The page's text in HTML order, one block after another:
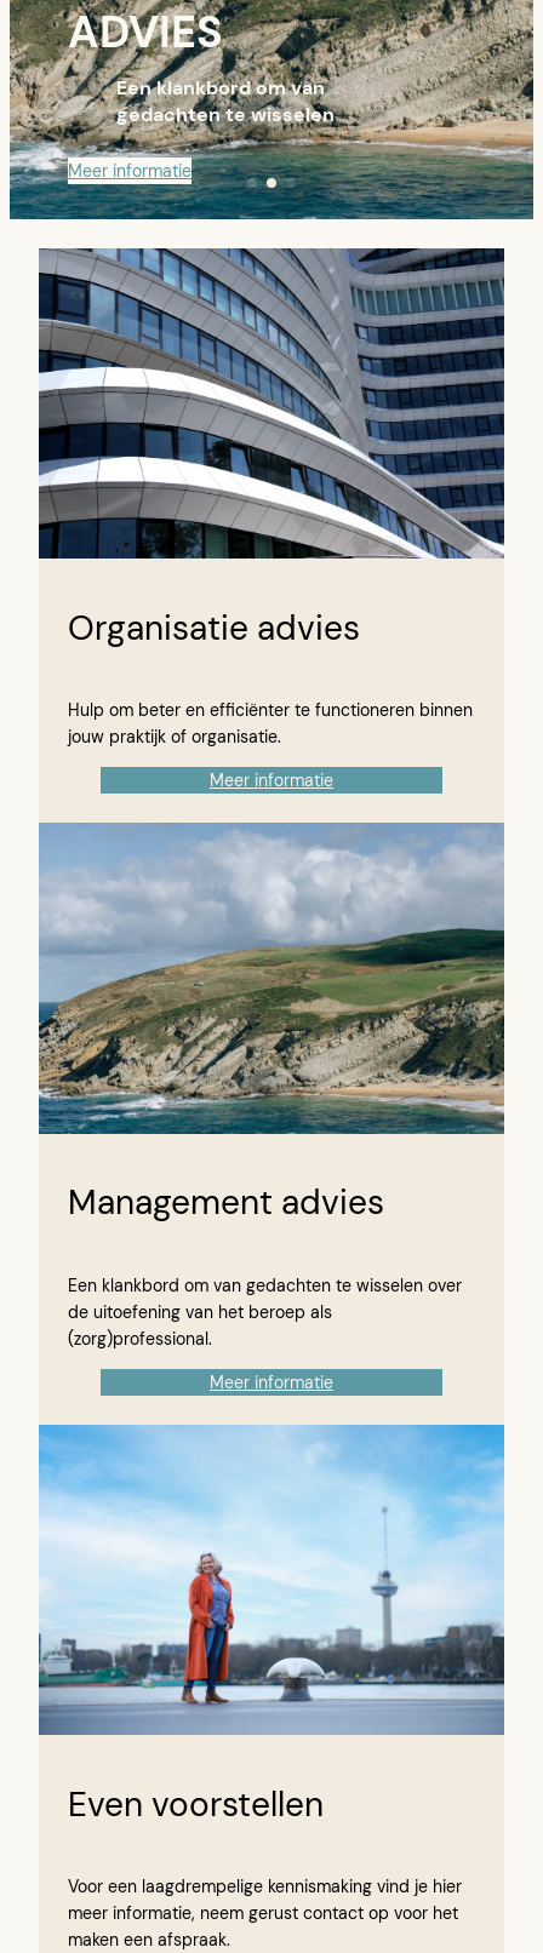
ADVIES
Een klankbord om van
gedachten te wisselen
Meer informatie
Organisatie advies
Hulp om beter en efficiënter te functioneren binnen
jouw praktijk of organisatie.
Meer informatie
Management advies
Een klankbord om van gedachten te wisselen over
de uitoefening van het beroep als
(zorg)professional.
Meer informatie
Even voorstellen
Voor een laagdrempelige kennismaking vind je hier
meer informatie, neem gerust contact op voor het
maken een afspraak.